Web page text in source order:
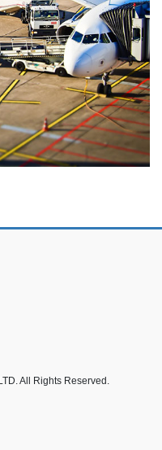
All Rights Reserved.